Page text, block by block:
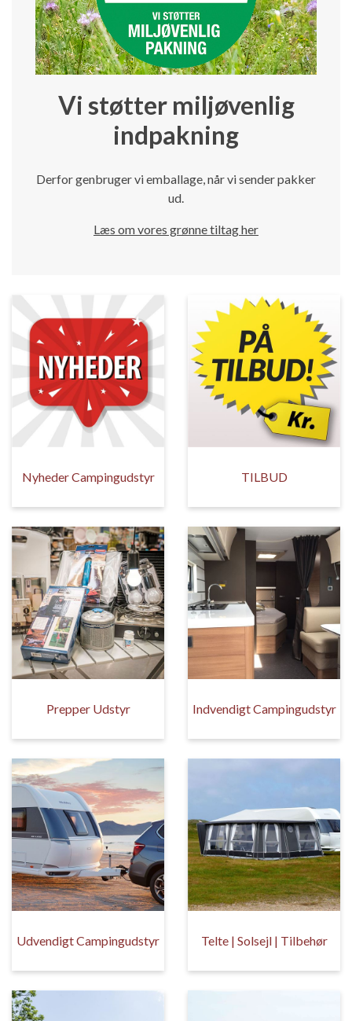
Vi støtter miljøvenlig
indpakning
Derfor genbruger vi emballage, når vi sender pakker
ud.
Læs om vores grønne tiltag her
Nyheder Campingudstyr TILBUD
Prepper Udstyr Indvendigt Campingudstyr
Udvendigt Campingudstyr Telte | Solsejl | Tilbehør